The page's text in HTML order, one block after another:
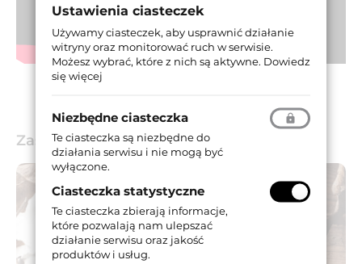
Zastosowanie
Ustawienia ciasteczek
Używamy ciasteczek, aby usprawnić działanie
witryny oraz monitorować ruch w serwisie.
Możesz wybrać, które z nich są aktywne. Dowiedz
się więcej
Niezbędne ciasteczka
Te ciasteczka są niezbędne do
działania serwisu i nie mogą być
wyłączone.
Ciasteczka statystyczne
Te ciasteczka zbierają informacje,
które pozwalają nam ulepszać
działanie serwisu oraz jakość
produktów i usług.